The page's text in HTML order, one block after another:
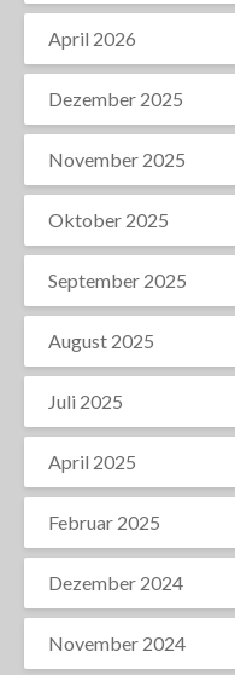
April 2026
Dezember 2025
November 2025
Oktober 2025
September 2025
August 2025
Juli 2025
April 2025
Februar 2025
Dezember 2024
November 2024